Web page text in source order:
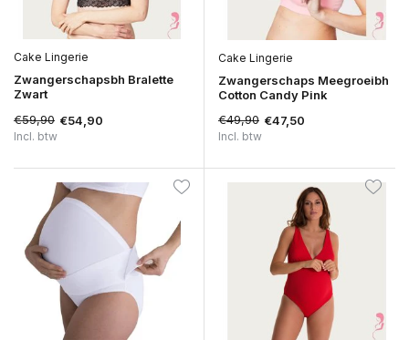
Cake Lingerie
Zwangerschapsbh Bralette
Zwart
€59,90 €54,90
Incl. btw
Cake Lingerie
Zwangerschaps Meegroeibh
Cotton Candy Pink
€49,90 €47,50
Incl. btw